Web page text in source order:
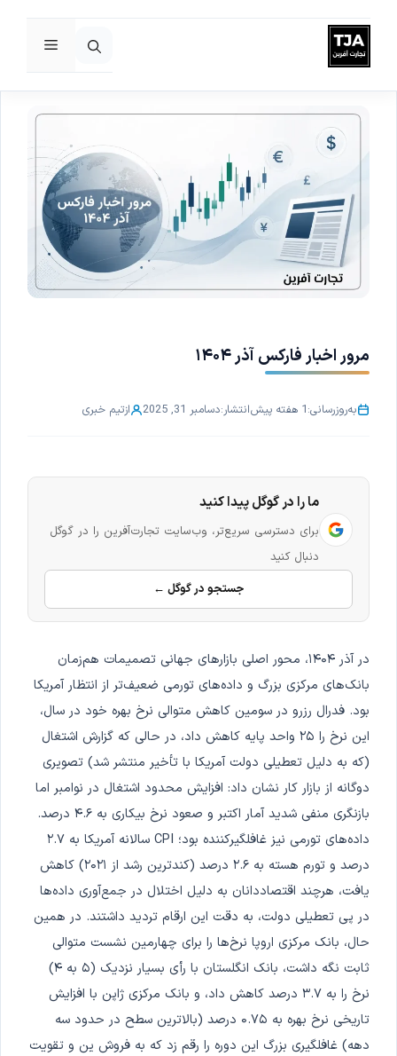
پرش
به
فهرست
مرور اخبار فارکس آذر ۱۴۰۴
به‌روزرسانی:1 هفته پیش انتشار:دسامبر 31, 2025 ازتیم خبری
ما را در گوگل پیدا کنید
برای دسترسی سریع‌تر، وب‌سایت تجارت‌آفرین را در گوگل
دنبال کنید
جستجو در گوگل ←
در آذر ۱۴۰۴، محور اصلی بازارهای جهانی تصمیمات هم‌زمان
بانک‌های مرکزی بزرگ و داده‌های تورمی ضعیف‌تر از انتظار آمریکا
بود. فدرال رزرو در سومین کاهش متوالی نرخ بهره خود در سال،
این نرخ را ۲۵ واحد پایه کاهش داد، در حالی که گزارش اشتغال
(که به دلیل تعطیلی دولت آمریکا با تأخیر منتشر شد) تصویری
دوگانه از بازار کار نشان داد: افزایش محدود اشتغال در نوامبر اما
بازنگری منفی شدید آمار اکتبر و صعود نرخ بیکاری به ۴.۶ درصد.
داده‌های تورمی نیز غافلگیرکننده بود؛ CPI سالانه آمریکا به ۲.۷
درصد و تورم هسته به ۲.۶ درصد (کندترین رشد از ۲۰۲۱) کاهش
یافت، هرچند اقتصاددانان به دلیل اختلال در جمع‌آوری داده‌ها
در پی تعطیلی دولت، به دقت این ارقام تردید داشتند. در همین
حال، بانک مرکزی اروپا نرخ‌ها را برای چهارمین نشست متوالی
ثابت نگه داشت، بانک انگلستان با رأی بسیار نزدیک (۵ به ۴)
نرخ را به ۳.۷ درصد کاهش داد، و بانک مرکزی ژاپن با افزایش
تاریخی نرخ بهره به ۰.۷۵ درصد (بالاترین سطح در حدود سه
دهه) غافلگیری بزرگ این دوره را رقم زد که به فروش ین و تقویت